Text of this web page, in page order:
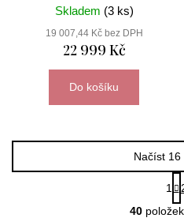
Skladem (3 ks)
19 007,44 Kč bez DPH
22 999 Kč
Do košíku
O
Načíst 16
S
t
r
1
40